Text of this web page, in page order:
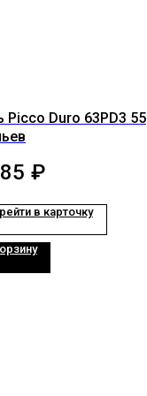
Picco Duro 63PD3 55
₽
в карточку